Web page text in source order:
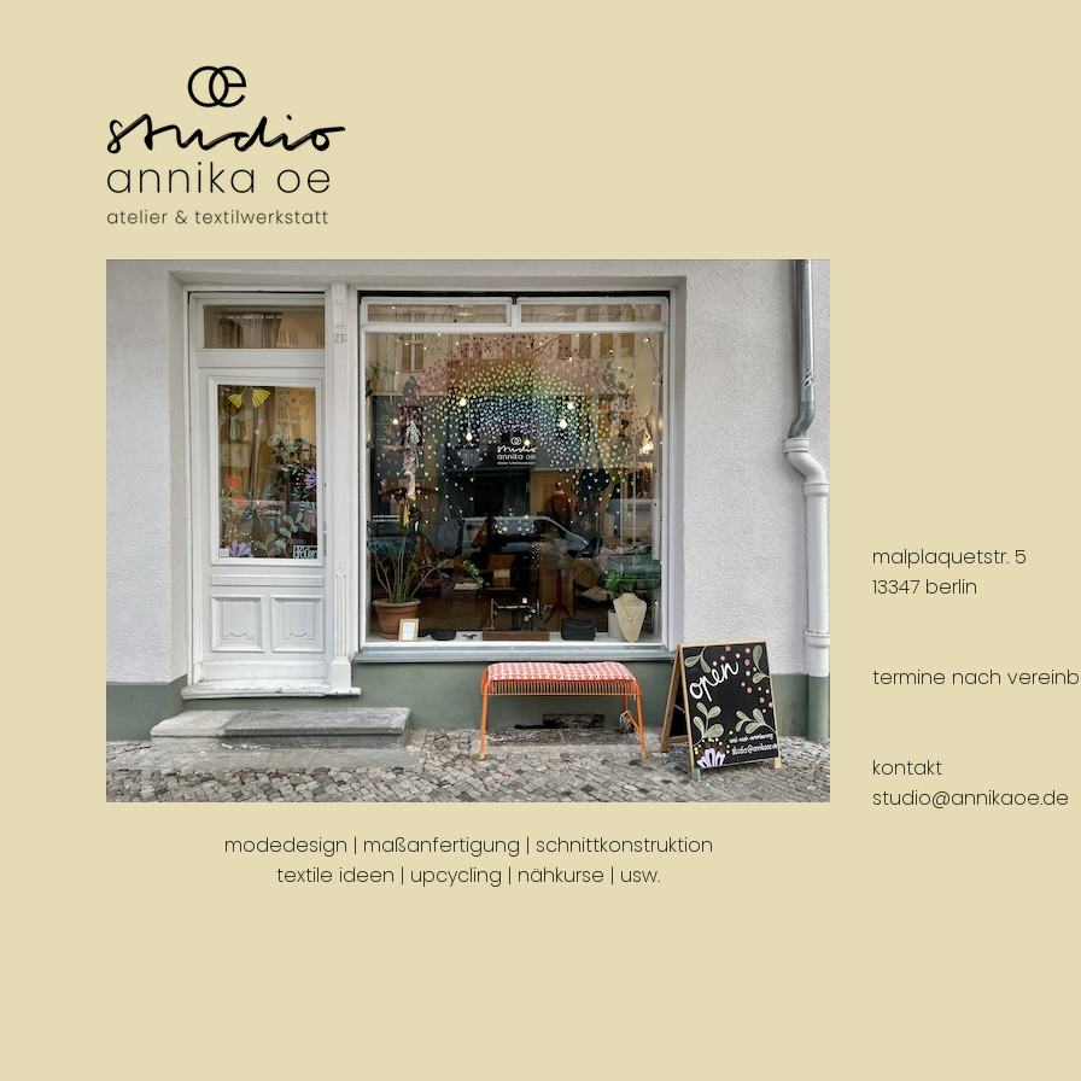
modedesign | maßanfertigung | schnittkonstruktion
textile ideen | upcycling | nähkurse | usw.
malplaquetstr. 5
13347 berlin
termine nach
kontakt
studio@annikaoe.de